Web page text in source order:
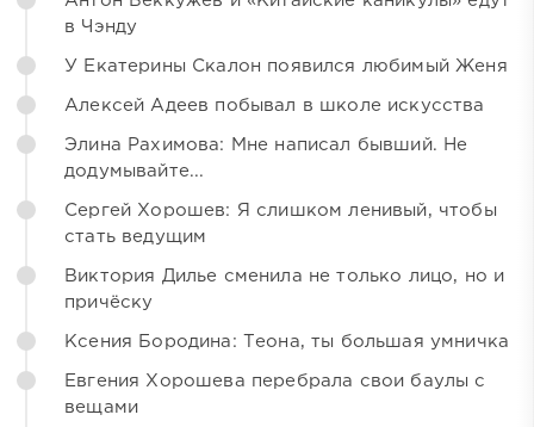
в Чэнду
У Екатерины Скалон появился любимый Женя
Алексей Адеев побывал в школе искусства
Элина Рахимова: Мне написал бывший. Не
додумывайте...
Сергей Хорошев: Я слишком ленивый, чтобы
стать ведущим
Виктория Дилье сменила не только лицо, но и
причёску
Ксения Бородина: Теона, ты большая умничка
Евгения Хорошева перебрала свои баулы с
вещами